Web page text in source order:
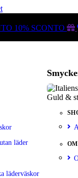
10% SCONTO
läder
läderväskor
Guld &
OM